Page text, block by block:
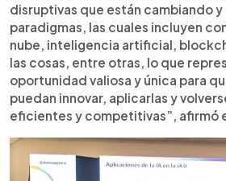
disruptivas que están cambiando
paradigmas, las cuales incluyen
nube, inteligencia artificial,
las cosas, entre otras, lo que
oportunidad valiosa y única para
puedan innovar, aplicarlas y
eficientes y competitivas”, afirmó